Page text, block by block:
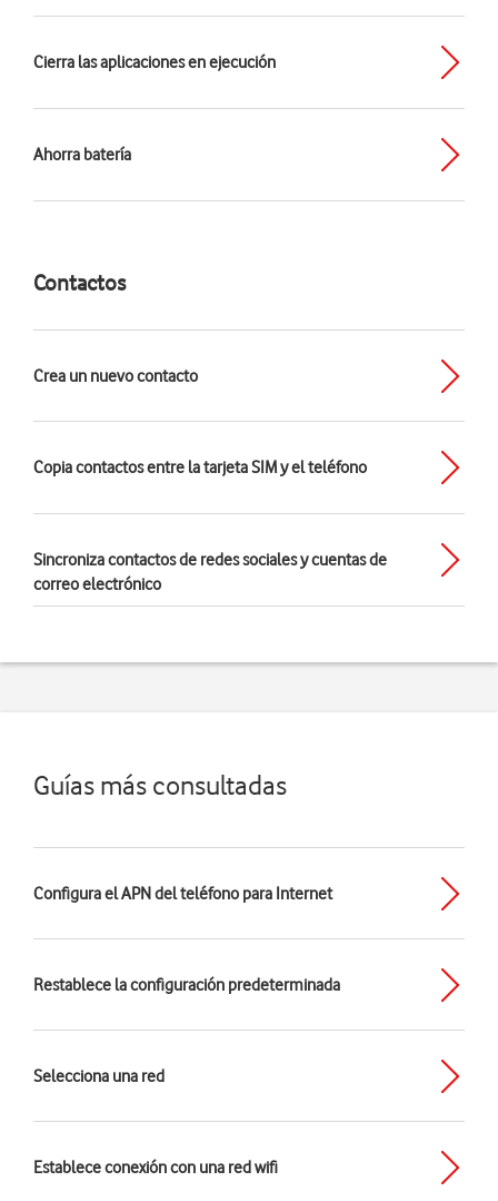
Cierra las aplicaciones en ejecución
Ahorra batería
Contactos
Crea un nuevo contacto
Copia contactos entre la tarjeta SIM y el teléfono
Sincroniza contactos de redes sociales y cuentas de
correo electrónico
Guías más consultadas
Configura el APN del teléfono para Internet
Restablece la configuración predeterminada
Selecciona una red
Establece conexión con una red wifi